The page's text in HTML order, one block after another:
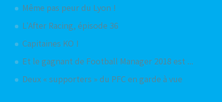
Même pas peur du Lyon !
L'After Racing, épisode 36
Capitaines KO !
Et le gagnant de Football Manager 2018 est ...
Deux « supporters » du PFC en garde à vue